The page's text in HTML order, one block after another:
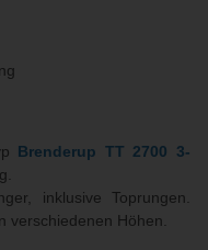
Brenderup TT 2700 3-
inklusive Toprungen.
verschiedenen Höhen.